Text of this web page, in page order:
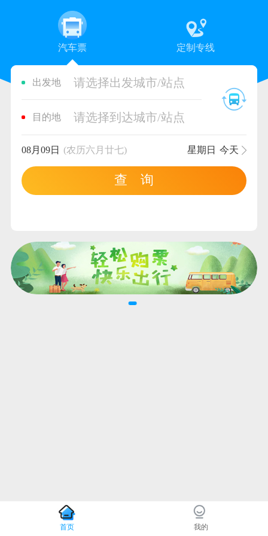
汽车票 定制专线
出发地 请选择出发城市/站点
目的地 请选择到达城市/站点
08月09日 (农历六月廿七) 星期日 今天
查 询
首页 我的